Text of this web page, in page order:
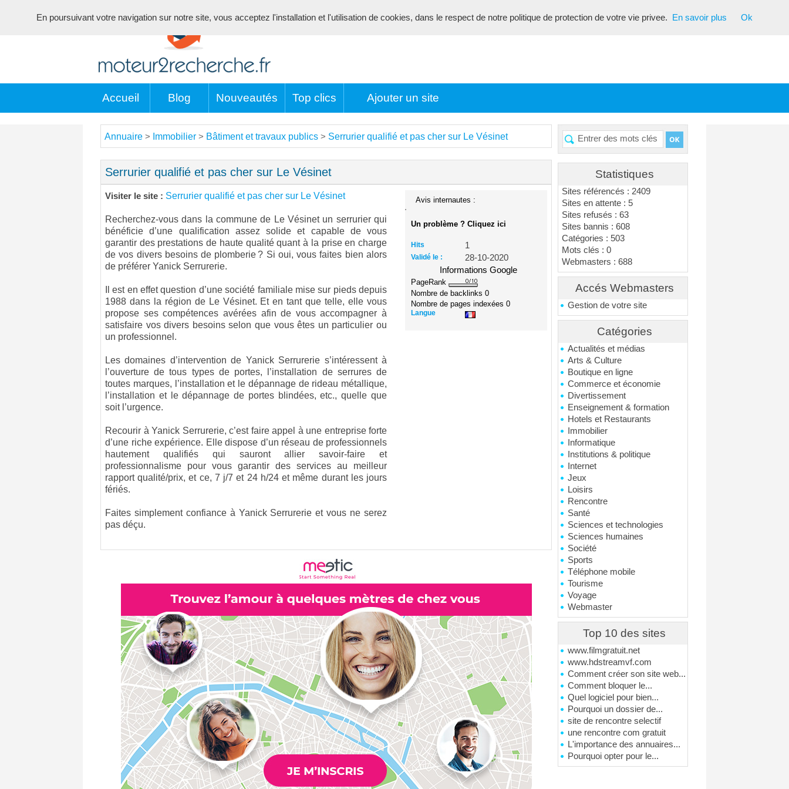
Accueil Blog Nouveautés Top clics Ajouter un site
Statistiques
Sites référencés : 2409
Sites en attente : 5
Sites refusés : 63
Sites bannis : 608
Catégories : 503
Mots clés : 0
Webmasters : 688
Accés Webmasters
Gestion de votre site
Catégories
Actualités et médias
Arts & Culture
Boutique en ligne
Commerce et économie
Divertissement
Enseignement & formation
Hotels et Restaurants
Immobilier
Informatique
Institutions & politique
Internet
Jeux
Loisirs
Rencontre
Santé
Sciences et technologies
Sciences humaines
Société
Sports
Téléphone mobile
Tourisme
Voyage
Webmaster
Top 10 des sites
www.filmgratuit.net
www.hdstreamvf.com
Comment créer son site web...
Comment bloquer le...
Quel logiciel pour bien...
Pourquoi un dossier de...
site de rencontre selectif
une rencontre com gratuit
L'importance des annuaires...
Pourquoi opter pour le...
Annuaire > Immobilier > Bâtiment et travaux publics > Serrurier qualifié et pas cher sur Le Vésinet
Serrurier qualifié et pas cher sur Le Vésinet
Visiter le site : Serrurier qualifié et pas cher sur Le Vésinet
Recherchez-vous dans la commune de Le Vésinet un serrurier qui
bénéficie d’une qualification assez solide et capable de vous
garantir des prestations de haute qualité quant à la prise en charge
de vos divers besoins de plomberie ? Si oui, vous faites bien alors
de préférer Yanick Serrurerie.
Il est en effet question d’une société familiale mise sur pieds depuis
1988 dans la région de Le Vésinet. Et en tant que telle, elle vous
propose ses compétences avérées afin de vous accompagner à
satisfaire vos divers besoins selon que vous êtes un particulier ou
un professionnel.
Les domaines d’intervention de Yanick Serrurerie s’intéressent à
l’ouverture de tous types de portes, l’installation de serrures de
toutes marques, l’installation et le dépannage de rideau métallique,
l’installation et le dépannage de portes blindées, etc., quelle que
soit l’urgence.
Recourir à Yanick Serrurerie, c’est faire appel à une entreprise forte
d’une riche expérience. Elle dispose d’un réseau de professionnels
hautement qualifiés qui sauront allier savoir-faire et
professionnalisme pour vous garantir des services au meilleur
rapport qualité/prix, et ce, 7 j/7 et 24 h/24 et même durant les jours
fériés.
Faites simplement confiance à Yanick Serrurerie et vous ne serez
pas déçu.
Avis internautes :
Un problème ? Cliquez ici
Hits 1
Validé le :
28-10-2020
Informations Google
PageRank
Nombre de backlinks0
Nombre de pages indexées0
Langue
En poursuivant votre navigation sur notre site, vous acceptez l'installation et l'utilisation de cookies, dans le respect de notre politique de protection de votre vie privee. En savoir plus Ok